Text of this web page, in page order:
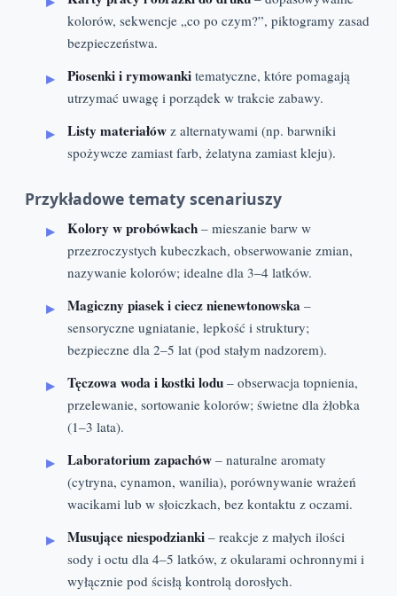
kolorów, sekwencje „co po czym?”, piktogramy zasad
bezpieczeństwa.
Piosenki i rymowanki tematyczne, które pomagają
utrzymać uwagę i porządek w trakcie zabawy.
Listy materiałów z alternatywami (np. barwniki
spożywcze zamiast farb, żelatyna zamiast kleju).
Przykładowe tematy scenariuszy
Kolory w probówkach – mieszanie barw w
przezroczystych kubeczkach, obserwowanie zmian,
nazywanie kolorów; idealne dla 3–4 latków.
Magiczny piasek i ciecz nienewtonowska –
sensoryczne ugniatanie, lepkość i struktury;
bezpieczne dla 2–5 lat (pod stałym nadzorem).
Tęczowa woda i kostki lodu – obserwacja topnienia,
przelewanie, sortowanie kolorów; świetne dla żłobka
(1–3 lata).
Laboratorium zapachów – naturalne aromaty
(cytryna, cynamon, wanilia), porównywanie wrażeń
wacikami lub w słoiczkach, bez kontaktu z oczami.
Musujące niespodzianki – reakcje z małych ilości
sody i octu dla 4–5 latków, z okularami ochronnymi i
wyłącznie pod ścisłą kontrolą dorosłych.